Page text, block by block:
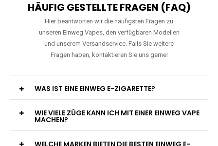
HÄUFIG GESTELLTE FRAGEN (FAQ)
Hier beantworten wir die häufigsten Fragen zu
unseren Einweg Vapes, den verfügbaren Modellen
und unserem Versandservice. Falls Sie weitere
Fragen haben, kontaktieren Sie uns gerne!
WAS IST EINE EINWEG E-ZIGARETTE?
WIE VIELE ZÜGE KANN ICH MIT EINER EINWEG VAPE
MACHEN?
WELCHE MARKEN BIETEN DIE BESTEN EINWEG E-